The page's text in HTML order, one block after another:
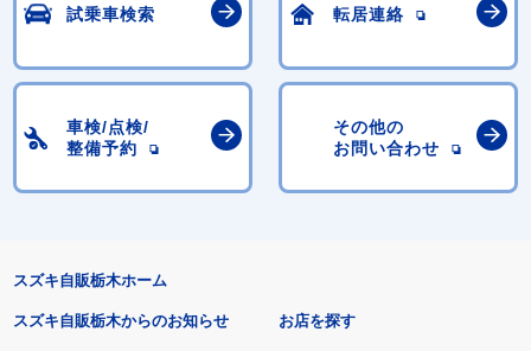
試乗車検索 転居連絡
車検/点検/
整備予約
その他の
お問い合わせ
スズキ自販栃木ホーム
スズキ自販栃木からのお知らせ お店を探す